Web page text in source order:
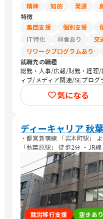
精神
知的 発達
特徴
集団支援
個別支援
IT特化
昼食あり 交
リワークプログラムあり
就職先の職種
総務・人事/広報/財務・経理
ィブ/メディア関連/SEプロ
他IT/ヘルプデスク/看護師/
他専門職/マーケティング・広
気になる
ディーキャリア 秋
・都営新宿線 「岩本町駅」
「秋葉原駅」 徒歩2分 ・JR
就労移行支援 空きあり